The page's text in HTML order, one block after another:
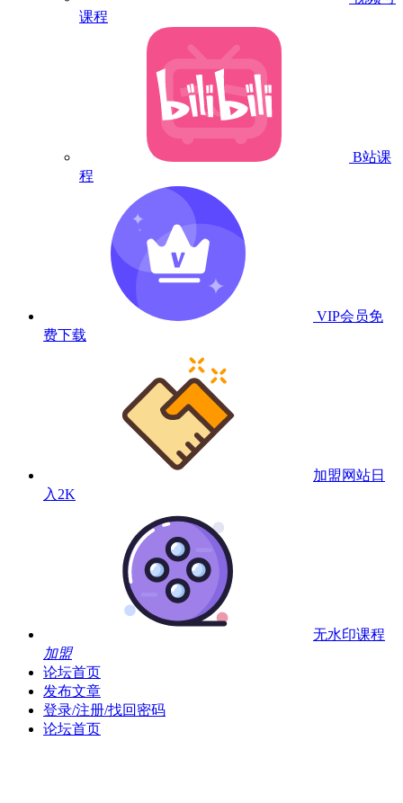
课程
B站课
程
VIP会员免
费下载
加盟网站日
入2K
无水印课程
加盟
论坛首页
发布文章
登录/注册/找回密码
论坛首页